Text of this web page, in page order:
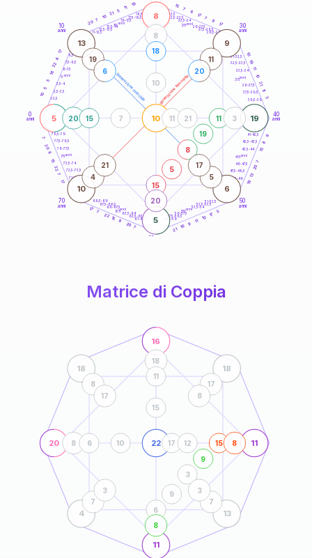
generazione maschile generazione femminile
0
anni
10
anni
30
anni
40
anni
50
anni
60
70
anni
1-2,5
2,5-3,5
3,5-4
6-7,5
7,5-8,5
8,5-9
11-12,5
12,5-13,5
13,5-14
16-17,5
17,5-18,5
18,5-19 21-22,5
22,5-23,5
23,5-24
26-27,5
27,5-28,5
28,5-29
31-32,5
32,5-33,5
33,5-34
36-37,5
37,5-38,5
38,5-39
41-42,5
42,5-43,5
43,5-44
46-47,5
47,5-48,5
48,5-49
51-52,5
52,5-53,5
53,5-54
56-57,5
57,5-58,5
58,5-59
61-62,5
62,5-63,5
63,5-64
66-67,5
67,5-68,5
68,5-69
71-72,5
72,5-73,5
73,5-74
76-77,5
77,5-78,5
78,5-79
10
5
5
18
22
4
17
20 7
10
21
5
11
19 15
7
6
17
7
8
17
10
19
11
10
21
11
3
9
8
15
7
20
13
19
5
17
10
11
9
16
21
7
20
8
15
22
7
17
17
7
22
15
8
20
7
5
8
19
5
10
13 9
10 6
15
5
8
19
11
20
8
3
20
15
18
11 21
7
10
19
6
11
20
4
21
5
17
5anni
15 anni 25anni
35anni
45anni
55anni
65anni
75anni
Matrice di Coppia
20
16
11
11
22
18 18
4 13
6
9
3
9
15
8
18
8
8
6
11
17 12
10
15
8
17
17
8
7
3
7
3